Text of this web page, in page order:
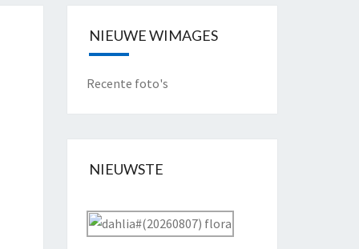
NIEUWE WIMAGES
Recente foto's
NIEUWSTE